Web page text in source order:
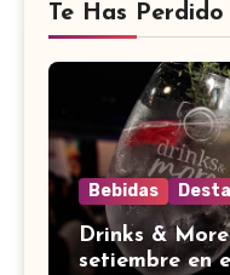
Te Has Perdido
Bebidas
Drinks &
setiembre en